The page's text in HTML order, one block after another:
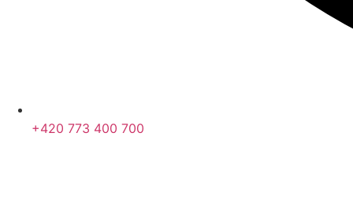
+420 773 400 700